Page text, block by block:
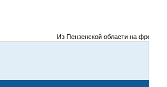
Из Пензенской области на фронты